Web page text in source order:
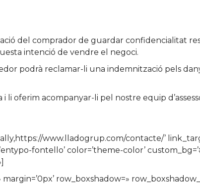
del comprador de guardar confidencialitat
intenció de vendre el negoci.
podrà reclamar-li una indemnització pels
li oferim acompanyar-li pel nostre equip
www.lladogrup.com/contacte/’
fontello’ color=’theme-color’
row_boxshadow=»